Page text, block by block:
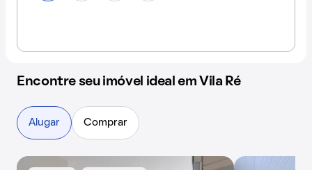
Encontre seu imóvel ideal em Vila Ré
Alugar Comprar